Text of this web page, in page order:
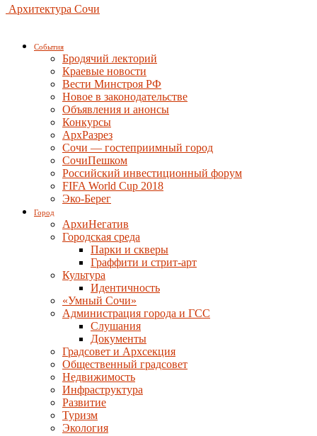
Архитектура Сочи
События
Бродячий лекторий
Краевые новости
Вести Минстроя РФ
Новое в законодательстве
Объявления и анонсы
Конкурсы
АрхРазрез
Сочи — гостеприимный город
СочиПешком
Российский инвестиционный форум
FIFA World Cup 2018
Эко-Берег
Город
АрхиНегатив
Городская среда
Парки и скверы
Граффити и стрит-арт
Культура
Идентичность
«Умный Сочи»
Администрация города и ГСС
Слушания
Документы
Градсовет и Архсекция
Общественный градсовет
Недвижимость
Инфраструктура
Развитие
Туризм
Экология